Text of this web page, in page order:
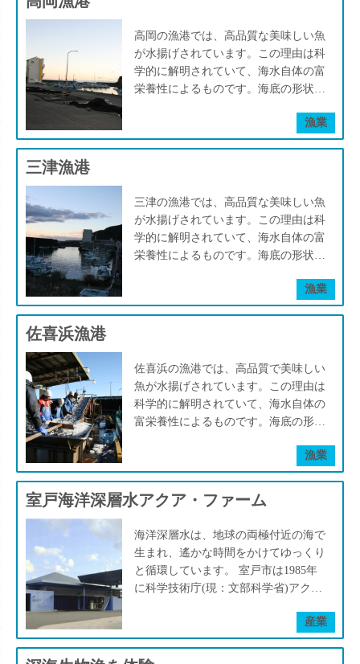
ポットに。混雑も少なく、静かに水辺
の時間を楽しめます。 海と人の力が
静かに交わる場所─ シレスト室戸
は、“地域資源と科学の融合がもたら
しみ方がきっと見つかるはずです。
▷地殻変動のダイナミズム◁ ー地殻
変動の痕跡、大地の成り立ちを知るー
室戸では海岸や海成段丘などのあらゆ
ができ、新しい大地を形成する地球の
ダイナミズムを実感することができま
ダイト層）が随所で見られます。 ▷
独特な植物相◁ 室戸岬の海岸では国
の天然記念物に指定されている亜熱帯
性植物樹林や海岸植物群落によって独
特な景観をみることができます。 例
えば、海岸線には本州ではあまり見る
ことのできない、岩を這うように根を
などがあり、 山間部の段ノ谷山で
は、天然杉の巨木を多数見られます。
室戸の山々には潮風に耐えて育つウバ
メガシが群生し、それを原料とする良
の重要な産業の1つとなっています。
▷自然と共生する文化◁ ー海底地形
と豊かな漁場ー 東海岸直近の海底地
形は1000m以深の深海に落ち込む断層
崖になっています。 そこに地球規模
の深層大循環がぶつかり、ミネラルを
豊富に含んだ深層水が深海から一気に
表層まで上昇しています、その海域に
は良質なプランクトンの発生による豊
かな生態系があり、その漁場は室戸の
漁業と文化を育んできました。古より
湧き上がる海洋深層水は現在では製塩
深層水）が、海底の特殊な地形によっ
て、表層近くまで上昇（湧昇流）して
くるのです。そのため海域は、常にミ
ネラルを豊富に含んだ海水で満ちた状
トンが発生し、豊かな生態系が生まれ
高岡の漁港では、高品質な美味しい魚
が水揚げされています。この理由は科
学的に解明されていて、海水自体の富
栄養性によるものです。海底の形状が
を超える深海が存在します。深層の海
水には太陽光が届かないため、表層と
洋深層水）が、海底の特殊な地形によ
って、表層近くまで上昇（湧昇流）し
てくるのです。そのため海域は、常に
ミネラルを豊富に含んだ海水で満ちた
クトンが発生し、豊かな生態系が生ま
漁業
三津漁港
三津の漁港では、高品質な美味しい魚
が水揚げされています。この理由は科
学的に解明されていて、海水自体の富
栄養性によるものです。海底の形状が
を超える深海が存在します。深層の海
水には太陽光が届かないため、表層と
洋深層水）が、海底の特殊な地形によ
って、表層近くまで上昇（湧昇流）し
てくるのです。そのため海域は、常に
ミネラルを豊富に含んだ海水で満ちた
クトンが発生し、豊かな生態系が生ま
漁業
佐喜浜漁港
佐喜浜の漁港では、高品質で美味しい
魚が水揚げされています。この理由は
科学的に解明されていて、海水自体の
富栄養性によるものです。海底の形状
1000mを超える深海が存在します。深
層の海水には太陽光が届かないため、
表層とは異なりミネラルが消費されず
に蓄積されます。室戸ではその深層の
水（海洋深層水）が、海底の特殊な地
形によって、表層近くまで上昇（湧昇
流）してくるのです。そのため海域
は、常にミネラルを豊富に含んだ海水
なプランクトンが発生し、豊かな生態
漁業
室戸海洋深層水アクア・ファーム
海洋深層水は、地球の両極付近の海で
生まれ、遙かな時間をかけてゆっくり
と循環しています。 室戸市は1985年
に科学技術庁(現：文部科学省)アクア
1989年に日本初の海洋深層水研究所
が、室戸岬町三津に設立されました。
（室戸市HPより） そして2000年4月に
産業